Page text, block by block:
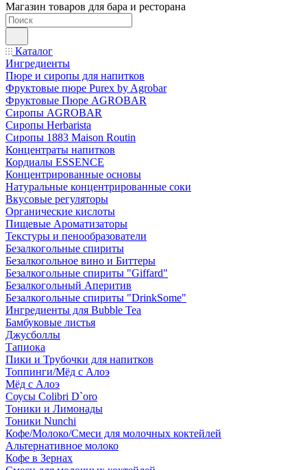
Магазин товаров для бара и ресторана
Каталог
Ингредиенты
Пюре и сиропы для напитков
Фруктовые пюре Purex by Agrobar
Фруктовые Пюре AGROBAR
Сиропы AGROBAR
Сиропы Herbarista
Сиропы 1883 Maison Routin
Концентраты напитков
Кордиалы ESSENCE
Концентрированные основы
Натуральные концентрированные соки
Вкусовые регуляторы
Органические кислоты
Пищевые Ароматизаторы
Текстуры и пенообразователи
Безалкогольные спириты
Безалкогольное вино и Биттеры
Безалкогольные спириты "Giffard"
Безалкогольный Аперитив
Безалкогольные спириты "DrinkSome"
Ингредиенты для Bubble Tea
Бамбуковые листья
Джусболлы
Тапиока
Пики и Трубочки для напитков
Топпинги/Мёд с Алоэ
Мёд с Алоэ
Соусы Colibri D`oro
Тоники и Лимонады
Тоники Nunchi
Кофе/Молоко/Смеси для молочных коктейлей
Альтернативное молоко
Кофе в Зернах